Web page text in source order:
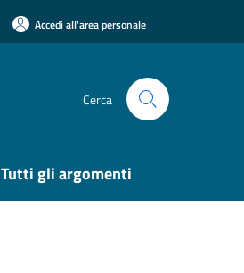
Accedi all'area personale
Cerca
Tutti gli argomenti